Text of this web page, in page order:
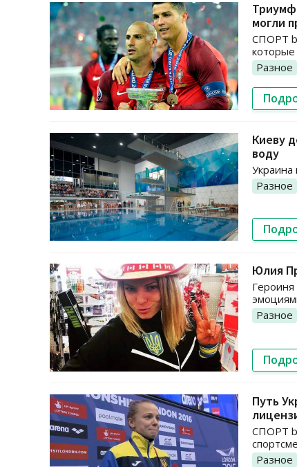
могли
СПОРТ
которые
Разное
Киеву
воду
Украина
Разное
Юлия
Разное
Путь
СПОРТ
Разное